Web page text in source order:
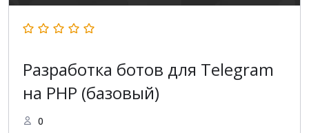
Разработка ботов для Telegram
на PHP (базовый)
0